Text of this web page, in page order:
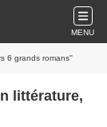
MENU
6 grands romans''
littérature,